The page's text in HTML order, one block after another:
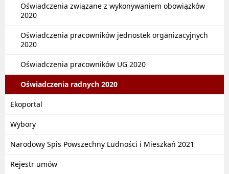
Oświadczenia związane z wykonywaniem obowiązków
2020
Oświadczenia pracowników jednostek organizacyjnych
2020
Oświadczenia pracowników UG 2020
Oświadczenia radnych 2020
Ekoportal
Wybory
Narodowy Spis Powszechny Ludności i Mieszkań 2021
Rejestr umów